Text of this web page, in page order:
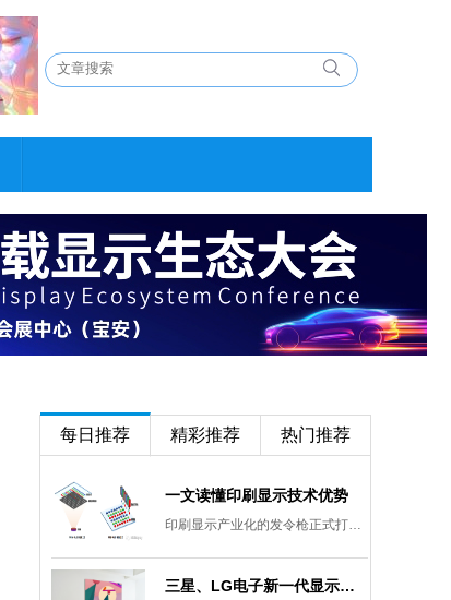
每日推荐 精彩推荐 热门推荐
一文读懂印刷显示技术优势
印刷显示产业化的发令枪正式打响。
三星、LG电子新一代显示发展目标：集中扩大Micro LED 应用产品线